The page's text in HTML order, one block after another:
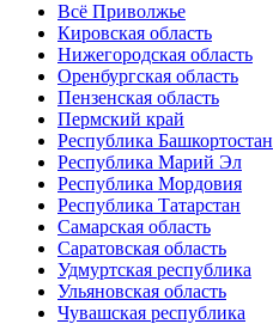
Всё Приволжье
Кировская область
Нижегородская область
Оренбургская область
Пензенская область
Пермский край
Республика Башкортостан
Республика Марий Эл
Республика Мордовия
Республика Татарстан
Самарская область
Саратовская область
Удмуртская республика
Ульяновская область
Чувашская республика